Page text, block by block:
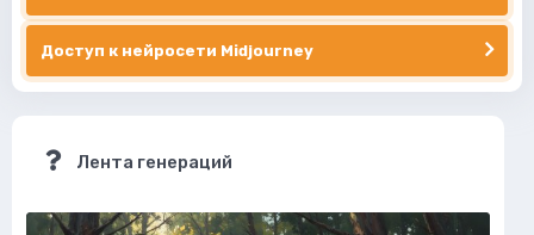
Доступ к нейросети Midjourney
Лента генераций